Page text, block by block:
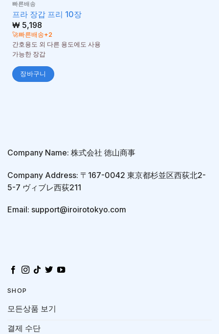
빠른배송
프라 장갑 프리 10장
₩5,198
🚀빠른배송+2
간호용도 외 다른 용도에도 사용
가능한 장갑
장바구니
Company Name: 株式会社 徳山商事
Company Address: 〒167-0042 東京都杉並区西荻北2-
5-7 ヴィブレ西荻211
Email: support@iroirotokyo.com
SHOP
모든상품 보기
결제 수단